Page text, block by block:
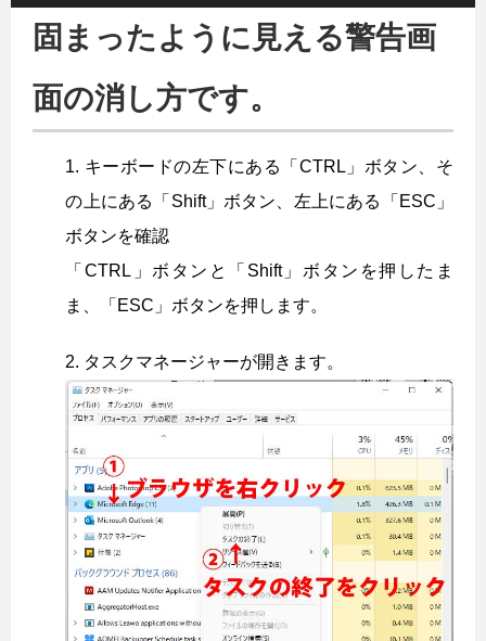
固まったように見える警告画
面の消し方です。
キーボードの左下にある「CTRL」ボタン、そ
の上にある「Shift」ボタン、左上にある「ESC」
ボタンを確認
「CTRL」ボタンと「Shift」ボタンを押したま
ま、「ESC」ボタンを押します。
タスクマネージャーが開きます。